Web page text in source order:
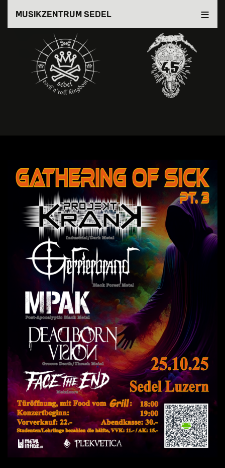
Inhalt
MUSIKZENTRUM SEDEL